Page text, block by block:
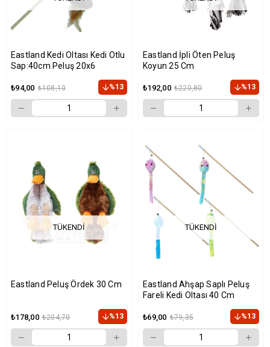
Eastland Kedi Oltası Kedi Otlu
Sap:40cm Peluş 20x6
₺94,00 ₺108,10 %13
Eastland İpli Öten Peluş
Koyun 25 Cm
₺192,00 ₺220,80 %13
TÜKENDI
Eastland Peluş Ördek 30 Cm
₺178,00 ₺204,70 %13
TÜKENDI
Eastland Ahşap Saplı Peluş
Fareli Kedi Oltası 40 Cm
₺69,00 ₺79,35 %13